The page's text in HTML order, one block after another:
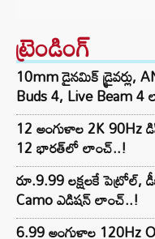
ట్రెండింగ్‌
10mm డైనమిక్ డ్రైవర్లు,
Buds 4, Live Beam
12 అంగుళాల 2K 90Hz
12 భారత్‌లో లాంచ్..!
రూ.9.99 లక్షలకే పెట్రోల్,
Camo ఎడిషన్ లాంచ్..!
6.99 అంగుళాల 120Hz